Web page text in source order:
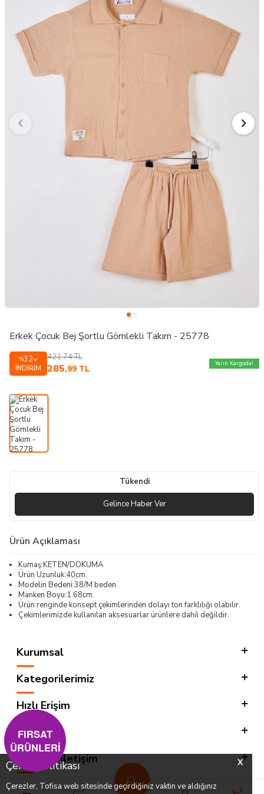
X
Çerez Politikası
Çerezler, Tofisa web sitesinde geçirdiğiniz vaktin ve aldığınız
0 0
Erkek Çocuk Bej Şortlu Gömlekli Takım - 25778
%32
İNDIRIM
421,74TL
285,99 TL
Yarın Kargoda!
Tükendi
Gelince Haber Ver
Ürün Açıklaması
Kumaş:KETEN/DOKUMA
Ürün Uzunluk:40cm.
Modelin Bedeni:38/M beden.
Manken Boyu:1.68cm.
Ürün renginde konsept çekimlerinden dolayı ton farklılığı olabilir.
Çekimlerimizde kullanılan aksesuarlar ürünlere dahil değildir.
Kurumsal
Kategorilerimiz
Hızlı Erişim
Sosyal
Adres & İletişim
FIRSAT
ÜRÜNLERİ